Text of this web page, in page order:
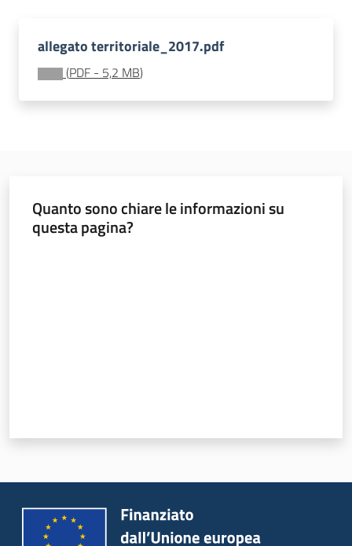
Ambiti
Argomenti
allegato territoriale_2017.pdf
(PDF - 5,2 MB)
Quanto sono chiare le informazioni su
questa pagina?